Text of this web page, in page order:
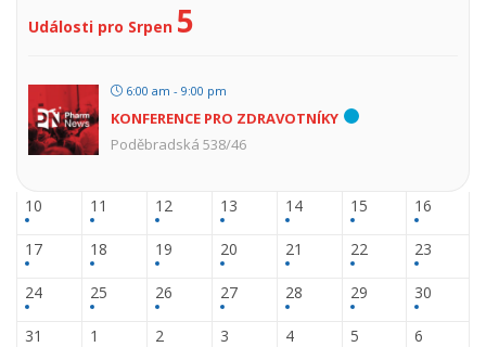
Události pro Srpen 5
6:00 am - 9:00 pm
KONFERENCE PRO ZDRAVOTNÍKY
Poděbradská 538/46
10 11 12 13 14 15 16
17 18 19 20 21 22 23
24 25 26 27 28 29 30
31 1 2 3 4 5 6